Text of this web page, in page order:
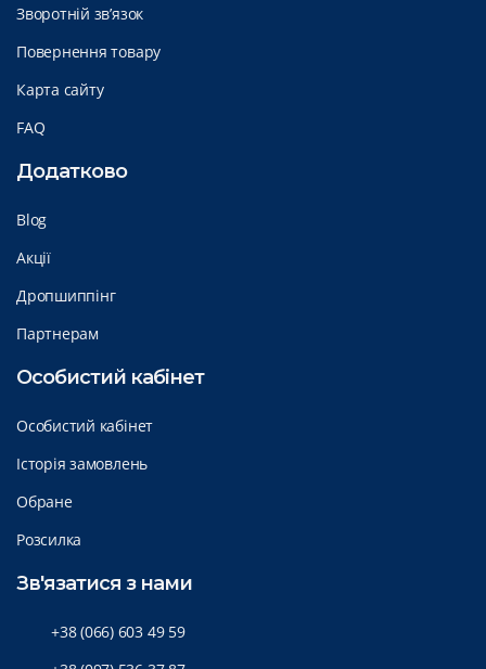
Зворотній зв’язок
Повернення товару
Карта сайту
FAQ
Додатково
Blog
Акції
Дропшиппінг
Партнерам
Особистий кабінет
Особистий кабінет
Історія замовлень
Обране
Розсилка
Зв'язатися з нами
+38 (066) 603 49 59